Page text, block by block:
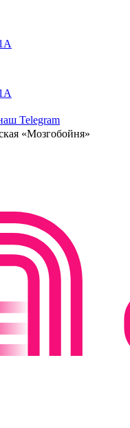
Telegram
«Мозгобойня»